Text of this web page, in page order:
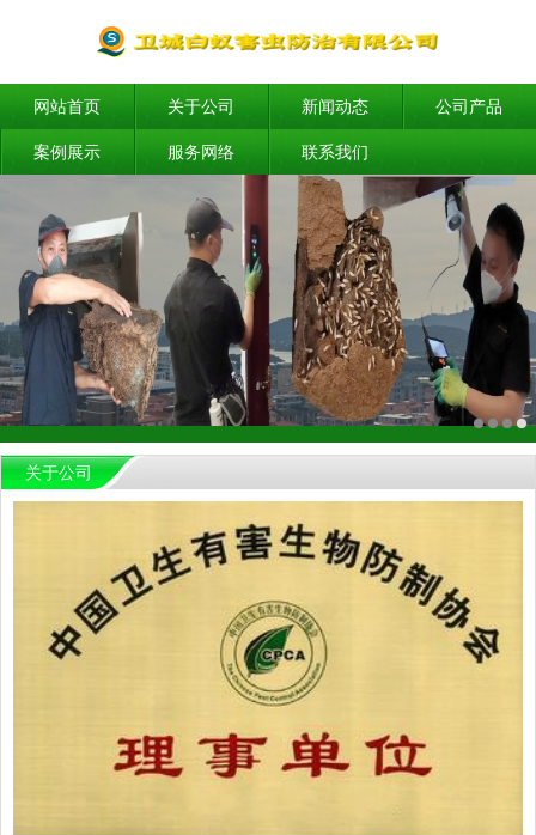
网站首页 关于公司 新闻动态 公司产品
案例展示 服务网络 联系我们
关于公司